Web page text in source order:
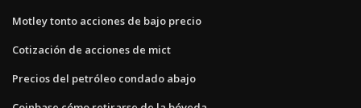
Motley tonto acciones de bajo precio
Cotización de acciones de mict
Precios del petróleo condado abajo